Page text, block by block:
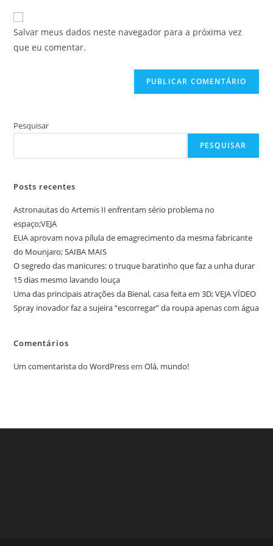
para
comentar
mail
para
comentar
URL
do
site
Salvar meus dados neste navegador para a próxima vez
que eu comentar.
Pesquisar
PESQUISAR
Posts recentes
Astronautas do Artemis II enfrentam sério problema no
espaço;VEJA
EUA aprovam nova pílula de emagrecimento da mesma fabricante
do Mounjaro; SAIBA MAIS
O segredo das manicures: o truque baratinho que faz a unha durar
15 dias mesmo lavando louça
Uma das principais atrações da Bienal, casa feita em 3D; VEJA VÍDEO
Spray inovador faz a sujeira “escorregar” da roupa apenas com água
Comentários
Um comentarista do WordPressemOlá, mundo!